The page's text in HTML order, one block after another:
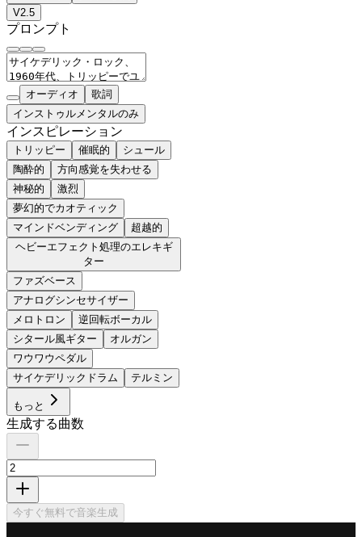
V2.5
プロンプト
オーディオ
歌詞
インストゥルメンタルのみ
インスピレーション
トリッピー 催眠的
シュール
陶酔的
方向感覚を失わせる
神秘的
激烈
夢幻的でカオティック
マインドベンディング
超越的
ヘビーエフェクト処理のエレキギ
ター
ファズベース
アナログシンセサイザー
メロトロン
逆回転ボーカル
シタール風ギター
オルガン
ワウワウペダル
サイケデリックドラム
テルミン
もっと
生成する曲数
今すぐ無料で音楽生成